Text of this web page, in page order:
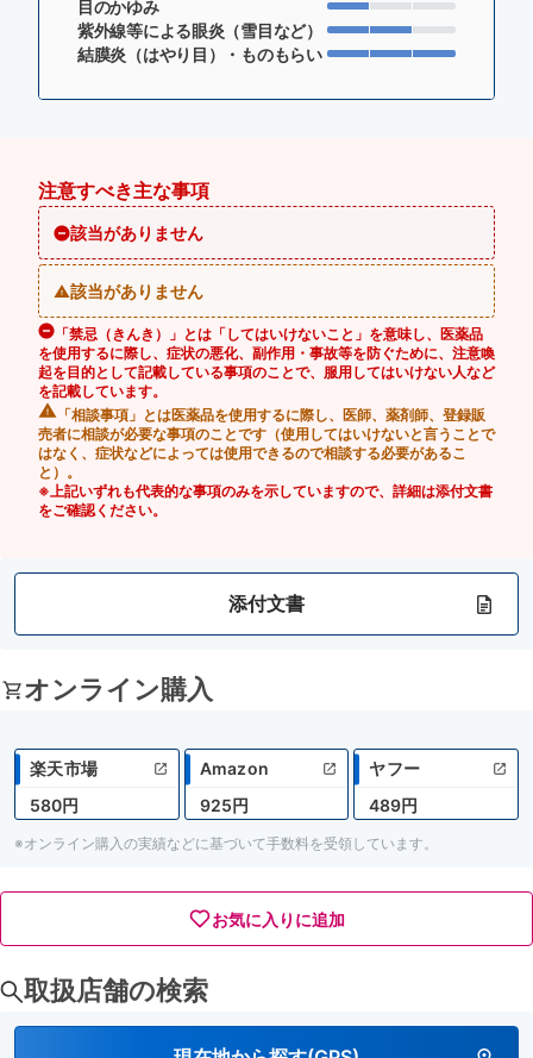
目のかゆみ
紫外線等による眼炎（雪目など）
結膜炎（はやり目）・ものもらい
注意すべき主な事項
該当がありません
該当がありません
「禁忌（きんき）」とは「してはいけないこと」を意味し、医薬品
を使用するに際し、症状の悪化、副作用・事故等を防ぐために、注意喚
起を目的として記載している事項のことで、服用してはいけない人など
を記載しています。
「相談事項」とは医薬品を使用するに際し、医師、薬剤師、登録販
売者に相談が必要な事項のことです（使用してはいけないと言うことで
はなく、症状などによっては使用できるので相談する必要があるこ
と）。
※上記いずれも代表的な事項のみを示していますので、詳細は添付文書
をご確認ください。
添付文書
オンライン購入
楽天市場
580円
Amazon
925円
ヤフー
489円
※オンライン購入の実績などに基づいて手数料を受領しています。
お気に入りに追加
取扱店舗の検索